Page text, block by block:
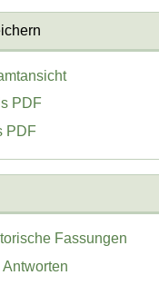
PDF
PDF
Fassungen